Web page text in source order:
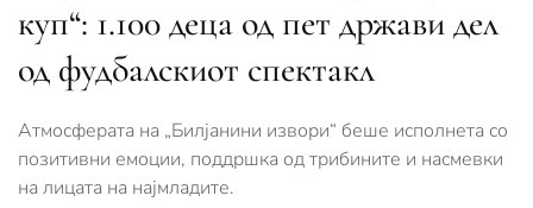
куп“: 1.100 деца од пет држави дел
од фудбалскиот спектакл
Атмосферата на „Билјанини извори“ беше исполнета со
позитивни емоции, поддршка од трибините и насмевки
на лицата на најмладите.